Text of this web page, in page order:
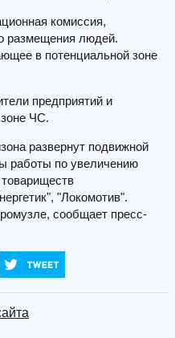
комиссия,
размещения людей.
в потенциальной зоне
предприятий и
ЧС.
развернут подвижной
работы по увеличению
"Локомотив".
сообщает пресс-